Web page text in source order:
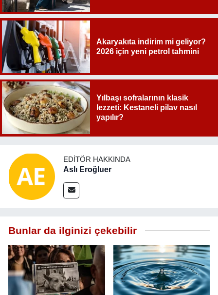
Akaryakıta indirim mi geliyor?
2026 için yeni petrol tahmini
Yılbaşı sofralarının klasik
lezzeti: Kestaneli pilav nasıl
yapılır?
EDITÖR HAKKINDA
Aslı Eroğluer
Bunlar da ilginizi çekebilir